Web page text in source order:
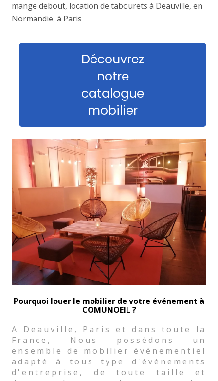
mange debout, location de tabourets à Deauville, en
Normandie, à Paris
Découvrez
notre
catalogue
mobilier
Pourquoi louer le mobilier de votre événement à
COMUNOEIL ?
A Deauville, Paris et dans toute la
France, Nous possédons un
ensemble de mobilier événementiel
adapté à tous type d'événements
d'entreprise, de toute taille et